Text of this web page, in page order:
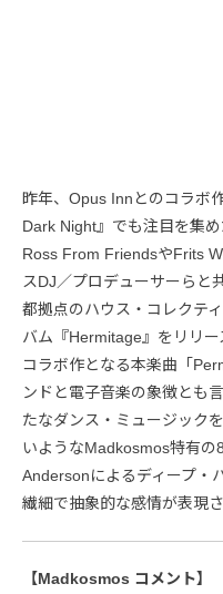
昨年、Opus Innとのコラボ
Dark Night』でも注目を集
Ross From FriendsやFrits
スDJ／プロデューサーらと
都拠点のハウス・コレクテ
バム『Hermitage』をリリ
コラボ作となる本楽曲「
ンドと電子音楽の象徴とも
たなダンス・ミュージック
いようなMadkosmos特有の
Andersonによるディープ・
繊細で抽象的な感情が表現さ
【Madkosmos コメント】